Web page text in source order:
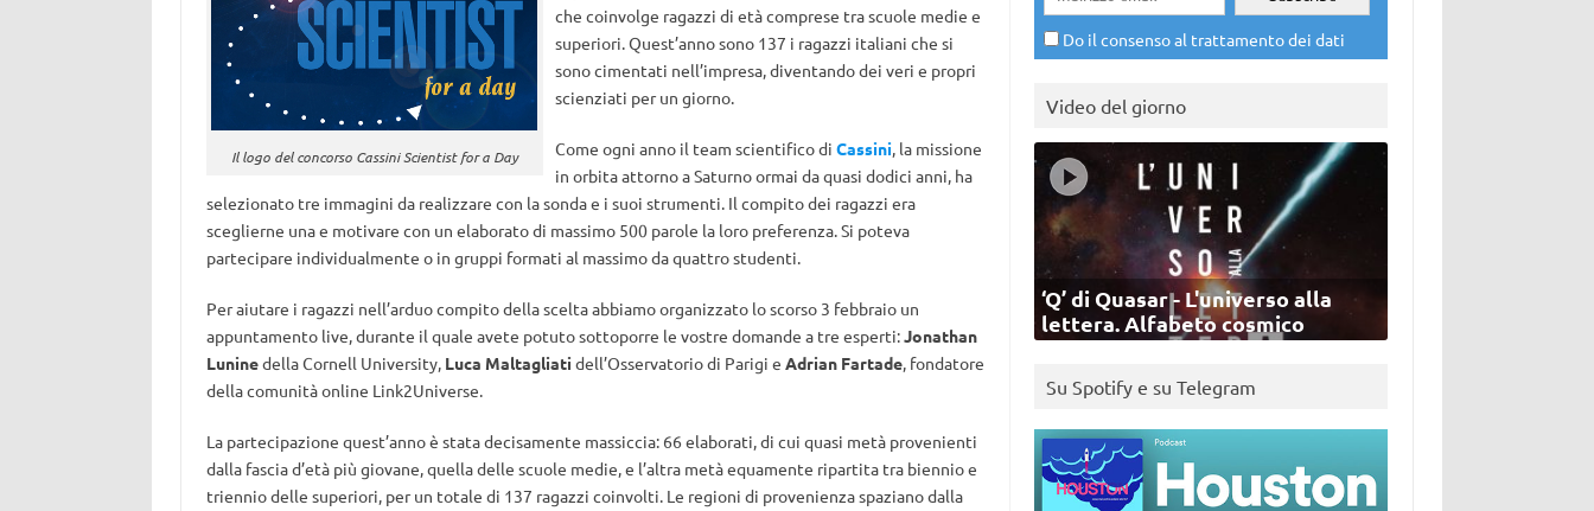
Il logo del concorso Cassini Scientist for a Day
che coinvolge ragazzi di età comprese tra scuole medie e
superiori. Quest’anno sono 137 i ragazzi italiani che si
sono cimentati nell’impresa, diventando dei veri e propri
scienziati per un giorno.
Come ogni anno il team scientifico di Cassini, la missione
in orbita attorno a Saturno ormai da quasi dodici anni, ha
selezionato tre immagini da realizzare con la sonda e i suoi strumenti. Il compito dei ragazzi era
sceglierne una e motivare con un elaborato di massimo 500 parole la loro preferenza. Si poteva
partecipare individualmente o in gruppi formati al massimo da quattro studenti.
Per aiutare i ragazzi nell’arduo compito della scelta abbiamo organizzato lo scorso 3 febbraio un
appuntamento live, durante il quale avete potuto sottoporre le vostre domande a tre esperti:Jonathan
Luninedella Cornell University, Luca Maltagliati dell’Osservatorio di Parigi e Adrian Fartade, fondatore
della comunità online Link2Universe.
La partecipazione quest’anno è stata decisamente massiccia: 66 elaborati, di cui quasi metà provenienti
dalla fascia d’età più giovane, quella delle scuole medie, e l’altra metà equamente ripartita tra biennio e
triennio delle superiori, per un totale di 137 ragazzi coinvolti. Le regioni di provenienza spaziano dalla
Do il consenso al trattamento dei dati
Video del giorno
‘Q’ di Quasar - L'universo alla
lettera. Alfabeto cosmico
Su Spotify e su Telegram